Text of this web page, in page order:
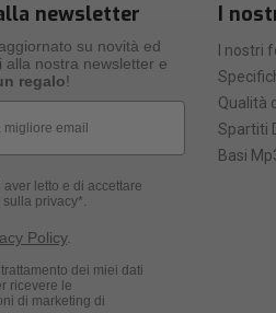
newsletter
su novità ed
alla nostra newsletter e
regalo!
aver letto e di accettare
sulla privacy*.
Policy.
dei miei dati
ricevere le
di marketing di
I
I nostri
Qualità
Spartiti
Basi